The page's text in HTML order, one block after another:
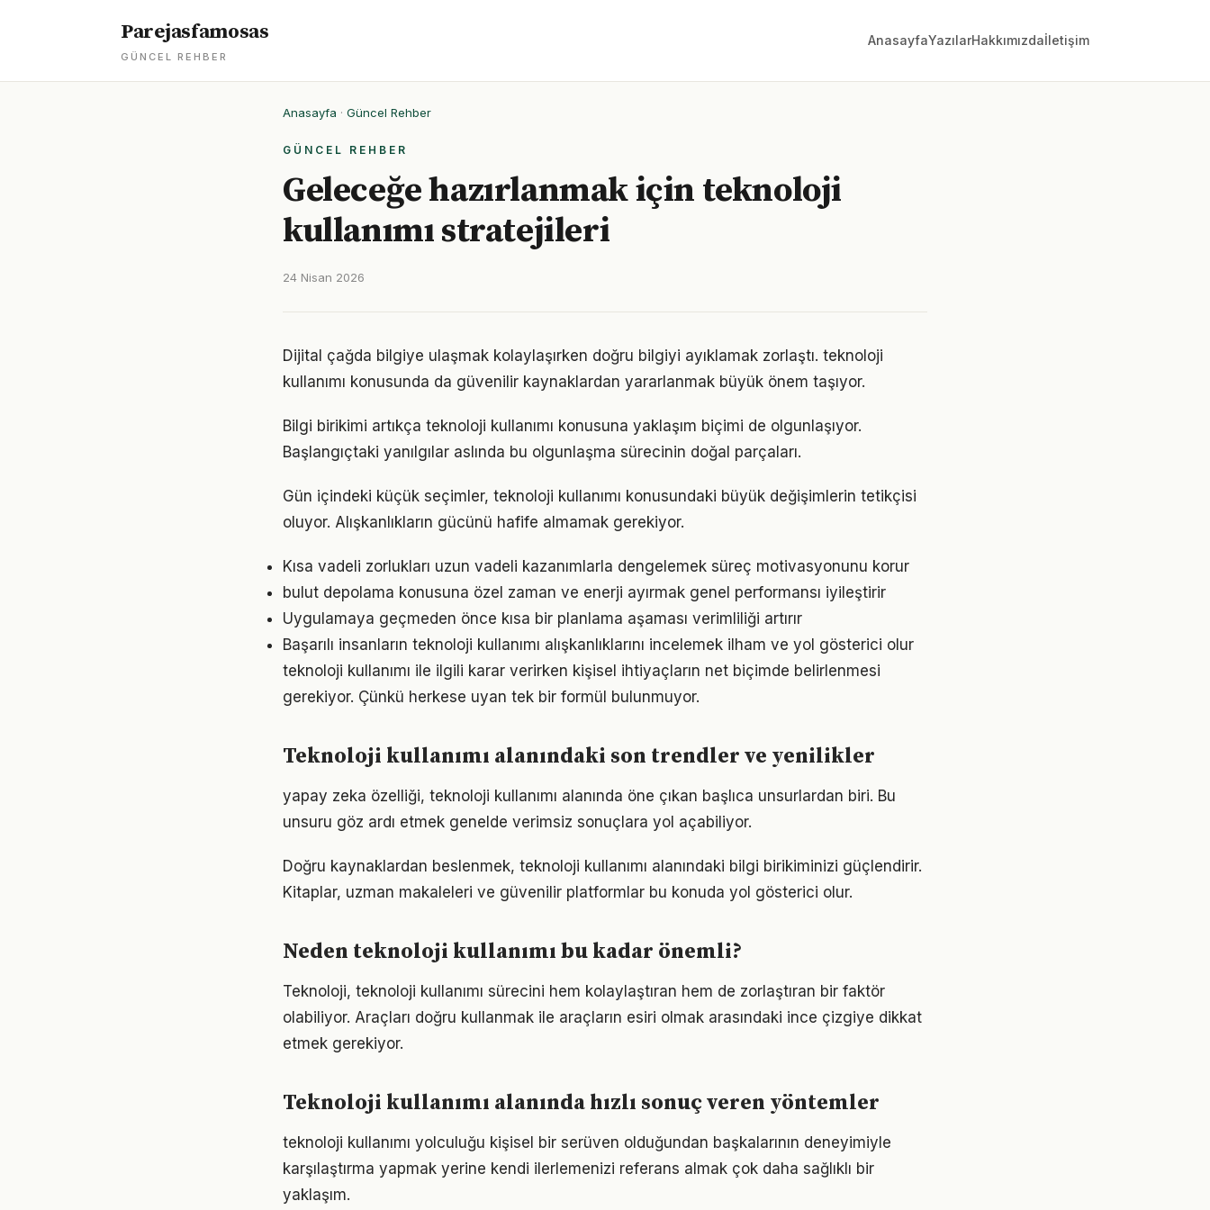
Parejasfamosas
GÜNCEL REHBER
AnasayfaYazılarHakkımızdaİletişim
Anasayfa · Güncel Rehber
GÜNCEL REHBER
Geleceğe hazırlanmak için teknoloji
kullanımı stratejileri
24 Nisan 2026
Dijital çağda bilgiye ulaşmak kolaylaşırken doğru bilgiyi ayıklamak zorlaştı. teknoloji
kullanımı konusunda da güvenilir kaynaklardan yararlanmak büyük önem taşıyor.
Bilgi birikimi artıkça teknoloji kullanımı konusuna yaklaşım biçimi de olgunlaşıyor.
Başlangıçtaki yanılgılar aslında bu olgunlaşma sürecinin doğal parçaları.
Gün içindeki küçük seçimler, teknoloji kullanımı konusundaki büyük değişimlerin tetikçisi
oluyor. Alışkanlıkların gücünü hafife almamak gerekiyor.
Kısa vadeli zorlukları uzun vadeli kazanımlarla dengelemek süreç motivasyonunu korur
bulut depolama konusuna özel zaman ve enerji ayırmak genel performansı iyileştirir
Uygulamaya geçmeden önce kısa bir planlama aşaması verimliliği artırır
Başarılı insanların teknoloji kullanımı alışkanlıklarını incelemek ilham ve yol gösterici olur
teknoloji kullanımı ile ilgili karar verirken kişisel ihtiyaçların net biçimde belirlenmesi
gerekiyor. Çünkü herkese uyan tek bir formül bulunmuyor.
Teknoloji kullanımı alanındaki son trendler ve yenilikler
yapay zeka özelliği, teknoloji kullanımı alanında öne çıkan başlıca unsurlardan biri. Bu
unsuru göz ardı etmek genelde verimsiz sonuçlara yol açabiliyor.
Doğru kaynaklardan beslenmek, teknoloji kullanımı alanındaki bilgi birikiminizi güçlendirir.
Kitaplar, uzman makaleleri ve güvenilir platformlar bu konuda yol gösterici olur.
Neden teknoloji kullanımı bu kadar önemli?
Teknoloji, teknoloji kullanımı sürecini hem kolaylaştıran hem de zorlaştıran bir faktör
olabiliyor. Araçları doğru kullanmak ile araçların esiri olmak arasındaki ince çizgiye dikkat
etmek gerekiyor.
Teknoloji kullanımı alanında hızlı sonuç veren yöntemler
teknoloji kullanımı yolculuğu kişisel bir serüven olduğundan başkalarının deneyimiyle
karşılaştırma yapmak yerine kendi ilerlemenizi referans almak çok daha sağlıklı bir
yaklaşım.